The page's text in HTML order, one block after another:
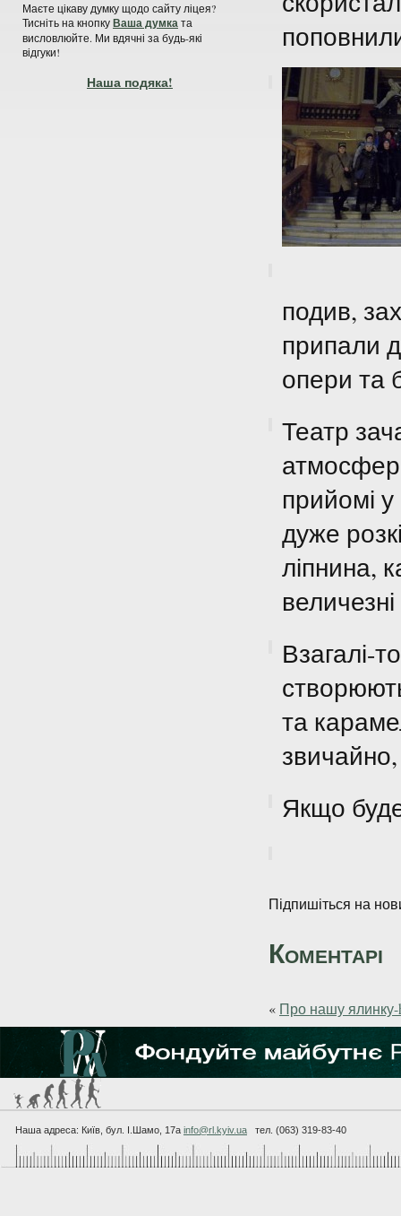
Маєте цікаву думку щодо сайту ліцея?
Тисніть на кнопкуВаша думката
висловлюйте. Ми вдячні за будь-які
відгуки!
Наша подяка!
подив,
припали
опери та
Театр
прийомі
дуже
ліпнина,
Взагалі-
та
звичайно,
Якщо
Підпишіться на
Коментарі
« Про нашу ялинку-
Наша адреса: Київ, бул. I.Шамо, 17а info@rl.kyiv.ua тел. (063) 319-83-40